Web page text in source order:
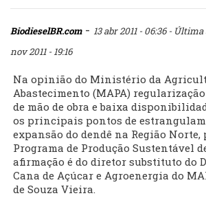
BiodieselBR.com- 13 abr 2011 - 06:36 - Última
nov 2011 - 19:16
Na opinião do Ministério da
Abastecimento (MAPA)
de mão de obra e baixa
os principais pontos de
expansão do dendê na Região
Programa de Produção Sustentável
afirmação é do diretor substituto do
Cana de Açúcar e Agroenergia do
de Souza Vieira.